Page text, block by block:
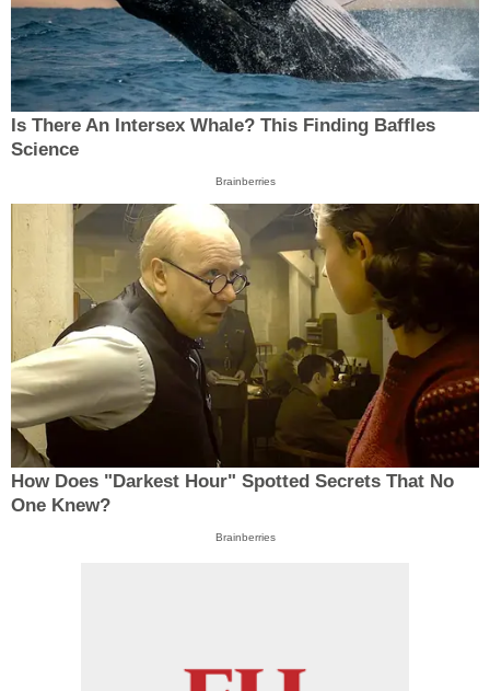
Is There An Intersex Whale? This Finding Baffles
Science
Brainberries
How Does "Darkest Hour" Spotted Secrets That No
One Knew?
Brainberries